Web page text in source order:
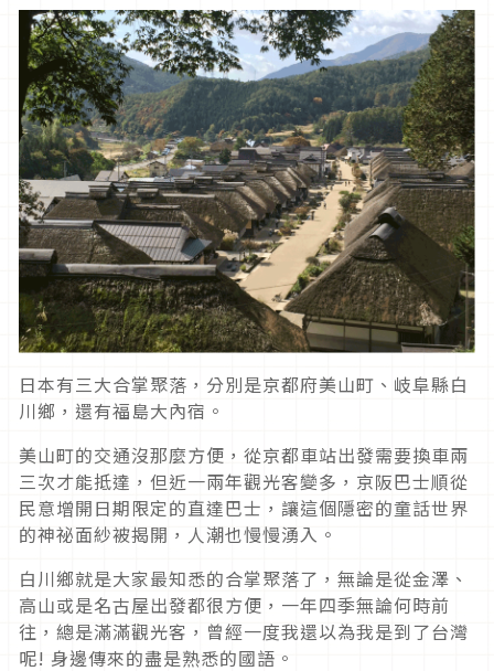
日本有三大合掌聚落，分別是京都府美山町、岐阜縣白
川鄉，還有福島大內宿。
美山町的交通沒那麼方便，從京都車站出發需要換車兩
三次才能抵達，但近一兩年觀光客變多，京阪巴士順從
民意增開日期限定的直達巴士，讓這個隱密的童話世界
的神祕面紗被揭開，人潮也慢慢湧入。
白川鄉就是大家最知悉的合掌聚落了，無論是從金澤、
高山或是名古屋出發都很方便，一年四季無論何時前
往，總是滿滿觀光客，曾經一度我還以為我是到了台灣
呢! 身邊傳來的盡是熟悉的國語。